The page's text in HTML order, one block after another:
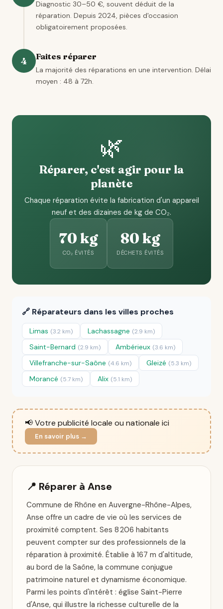
Diagnostic 30–50 €, souvent déduit de la
réparation. Depuis 2024, pièces d'occasion
obligatoirement proposées.
4 Faites réparer
La majorité des réparations en une intervention. Délai
moyen : 48 à 72h.
🌿
Réparer, c'est agir pour la
planète
Chaque réparation évite la fabrication d'un appareil
neuf et des dizaines de kg de CO₂.
70 kg
CO₂ ÉVITÉS
80 kg
DÉCHETS ÉVITÉS
🔗 Réparateurs dans les villes proches
Limas (3.2 km) Lachassagne (2.9 km)
Saint-Bernard (2.9 km) Ambérieux (3.6 km)
Villefranche-sur-Saône (4.6 km) Gleizé (5.3 km)
Morancé (5.7 km) Alix (5.1 km)
📢 Votre publicité locale ou nationale ici
En savoir plus →
📍 Réparer à Anse
Commune de Rhône en Auvergne-Rhône-Alpes,
Anse offre un cadre de vie où les services de
proximité comptent. Ses 8 206 habitants
peuvent compter sur des professionnels de la
réparation à proximité. Établie à 167 m d'altitude,
au bord de la Saône, la commune conjugue
patrimoine naturel et dynamisme économique.
Parmi les points d'intérêt : église Saint-Pierre
d'Anse, qui illustre la richesse culturelle de la